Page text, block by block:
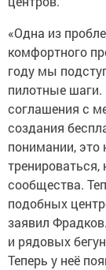
«Одна из
комфортного
году мы
пилотные
соглашения с
создания
понимании, это
тренироваться,
сообщества.
подобных
заявил
и рядовых
Теперь у неё